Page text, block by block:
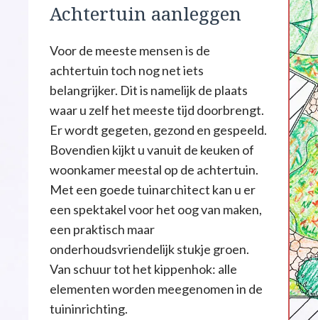
Achtertuin aanleggen
Voor de meeste mensen is de
achtertuin toch nog net iets
belangrijker. Dit is namelijk de plaats
waar u zelf het meeste tijd doorbrengt.
Er wordt gegeten, gezond en gespeeld.
Bovendien kijkt u vanuit de keuken of
woonkamer meestal op de achtertuin.
Met een goede tuinarchitect kan u er
een spektakel voor het oog van maken,
een praktisch maar
onderhoudsvriendelijk stukje groen.
Van schuur tot het kippenhok: alle
elementen worden meegenomen in de
tuininrichting.